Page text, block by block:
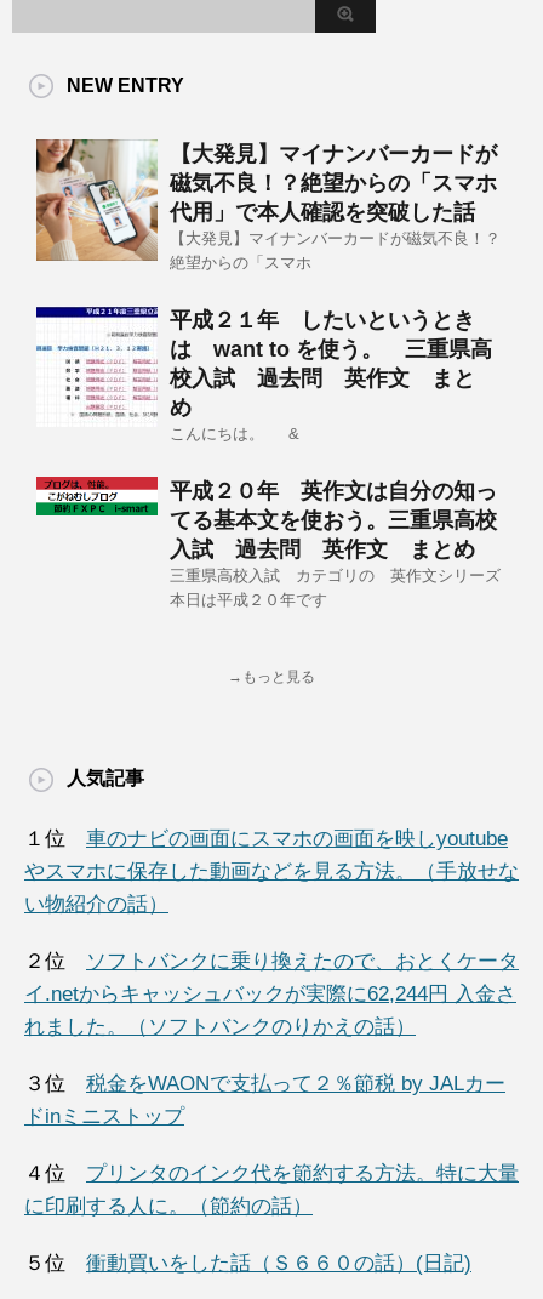
NEW ENTRY
【大発見】マイナンバーカードが
磁気不良！？絶望からの「スマホ
代用」で本人確認を突破した話
【大発見】マイナンバーカードが磁気不良！？
絶望からの「スマホ
平成２１年 したいというとき
は want to を使う。 三重県高
校入試 過去問 英作文 まと
め
こんにちは。 &
平成２０年 英作文は自分の知っ
てる基本文を使おう。三重県高校
入試 過去問 英作文 まとめ
三重県高校入試 カテゴリの 英作文シリーズ
本日は平成２０年です
→もっと見る
人気記事
１位 車のナビの画面にスマホの画面を映しyoutube
やスマホに保存した動画などを見る方法。（手放せな
い物紹介の話）
２位
ソフトバンクに乗り換えたので、おとくケータ
イ.netからキャッシュバックが実際に62,244円 入金さ
れました。（ソフトバンクのりかえの話）
３位 税金をWAONで支払って２％節税 by JALカー
ドinミニストップ
４位 プリンタのインク代を節約する方法。特に大量
に印刷する人に。（節約の話）
５位 衝動買いをした話（Ｓ６６０の話）(日記)